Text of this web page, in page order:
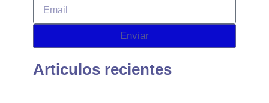
Enviar
Articulos recientes